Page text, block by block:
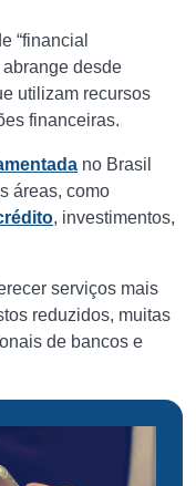
“financial
desde
utilizam recursos
financeiras.
no Brasil
áreas, como
, investimentos,
serviços mais
reduzidos, muitas
de bancos e